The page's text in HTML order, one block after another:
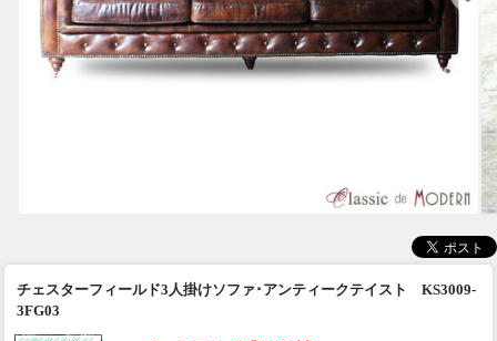
チェスターフィールド3人掛けソファ･アンティークテイスト KS3009-
3FG03